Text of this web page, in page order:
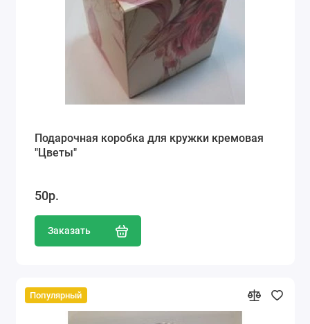
Подарочная коробка для кружки кремовая
"Цветы"
50р.
Заказать
Популярный